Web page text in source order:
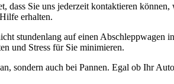
dass Sie uns jederzeit kontaktieren
erhalten.
stundenlang auf einen
und Stress für Sie minimieren.
auch bei Pannen. Egal ob Ihr